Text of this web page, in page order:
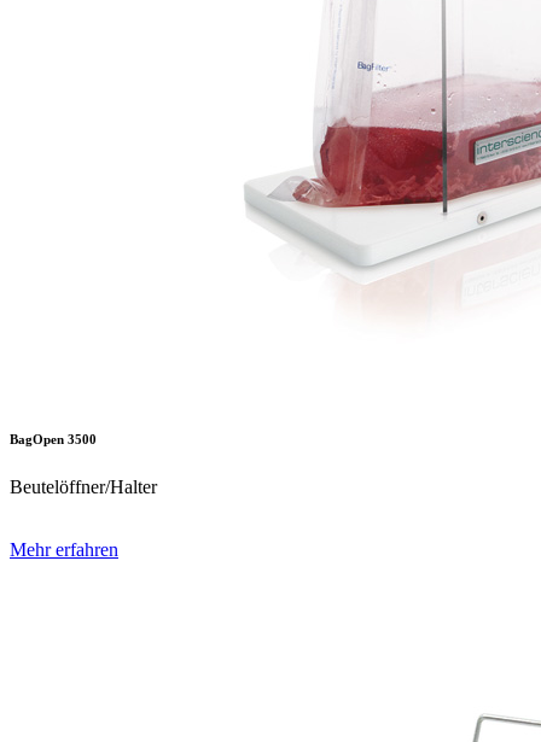
BagOpen 3500
Beutelöffner/Halter
Mehr erfahren